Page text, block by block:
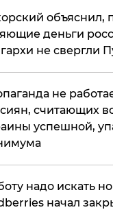
объяснил,
деньги
не свергли
не
считающих
успешной,
надо искать
начал